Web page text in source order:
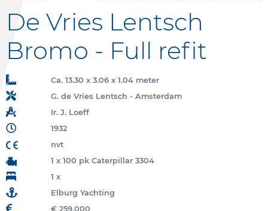
De Vries Lentsch
Bromo - Full refit
Ca. 13.30 x 3.06 x 1.04 meter
G. de Vries Lentsch - Amsterdam
Ir. J. Loeff
1932
nvt
1 x 100 pk Caterpillar 3304
1 x
Elburg Yachting
€ 259.000